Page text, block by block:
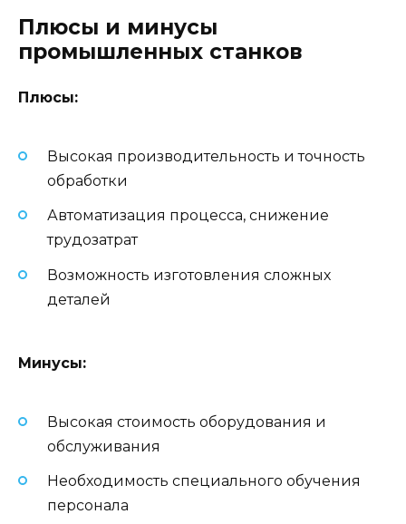
Плюсы и минусы
промышленных станков
Плюсы:
Высокая производительность и точность
обработки
Автоматизация процесса, снижение
трудозатрат
Возможность изготовления сложных
деталей
Минусы:
Высокая стоимость оборудования и
обслуживания
Необходимость специального обучения
персонала